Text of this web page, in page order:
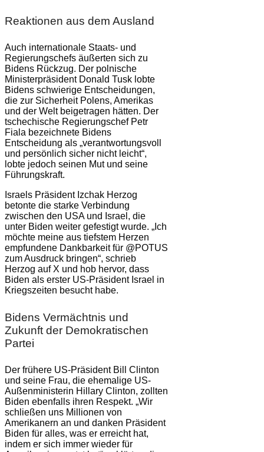
Reaktionen aus dem Ausland
Auch internationale Staats- und
Regierungschefs äußerten sich zu
Bidens Rückzug. Der polnische
Ministerpräsident Donald Tusk lobte
Bidens schwierige Entscheidungen,
die zur Sicherheit Polens, Amerikas
und der Welt beigetragen hätten. Der
tschechische Regierungschef Petr
Fiala bezeichnete Bidens
Entscheidung als „verantwortungsvoll
und persönlich sicher nicht leicht“,
lobte jedoch seinen Mut und seine
Führungskraft.
Israels Präsident Izchak Herzog
betonte die starke Verbindung
zwischen den USA und Israel, die
unter Biden weiter gefestigt wurde. „Ich
möchte meine aus tiefstem Herzen
empfundene Dankbarkeit für @POTUS
zum Ausdruck bringen“, schrieb
Herzog auf X und hob hervor, dass
Biden als erster US-Präsident Israel in
Kriegszeiten besucht habe.
Bidens Vermächtnis und
Zukunft der Demokratischen
Partei
Der frühere US-Präsident Bill Clinton
und seine Frau, die ehemalige US-
Außenministerin Hillary Clinton, zollten
Biden ebenfalls ihren Respekt. „Wir
schließen uns Millionen von
Amerikanern an und danken Präsident
Biden für alles, was er erreicht hat,
indem er sich immer wieder für